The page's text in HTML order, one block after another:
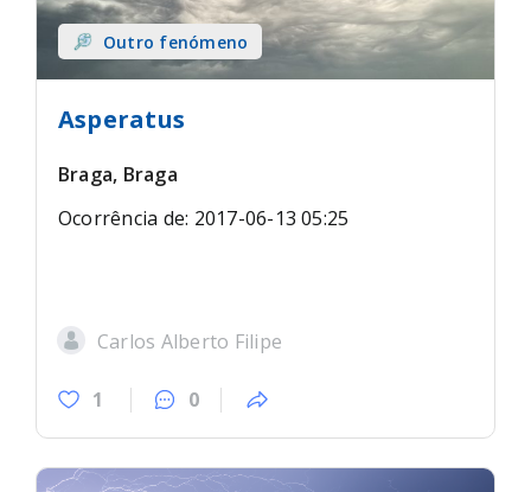
Outro fenómeno
Asperatus
Braga, Braga
Ocorrência de: 2017-06-13 05:25
Carlos Alberto Filipe
1 0